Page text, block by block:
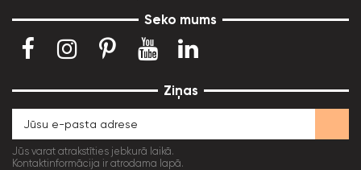
Seko mums
Ziņas
Jūs varat atrakstīties jebkurā laikā.
Kontaktinformācija ir atrodama lapā.